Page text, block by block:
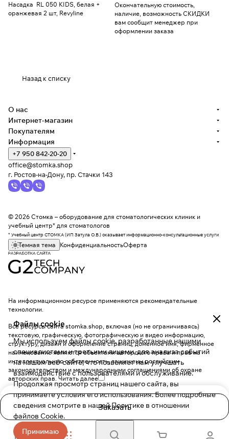
Насадка RL 050 KIDS, белая +
оранжевая 2 шт, Revyline
Окончательную стоимость,
наличие, возможность СКИДКИ
вам сообщит менеджер при
оформлении заказа
Назад к списку
Заказать
Файлы cookie
Мы используем файлы cookie, разработанные нашими
специалистами и третьими лицами, для анализа событий
на нашем веб-сайте, что позволяет нам улучшать
взаимодействие с пользователями и обслуживание.
Продолжая просмотр страниц нашего сайта, вы
принимаете условия его использования. Более подробные
сведения смотрите в нашейПолитике в отношении
файлов Cookie.
Принимаю
О нас
Интернет-магазин
Покупателям
Информация
+7 950 842-20-20
office@stomka.shop
г. Ростов-на-Дону, пр. Стачки 143
© 2026 Стомка – оборудование для стоматологических клиник и
учебный центр* для стоматологов
* Учебный центр СТОМКА (ИП Затула О.В.) оказывает информационно-консультационные услуги
Темная тема КонфиденциальностьОферта
На информационном ресурсе применяются рекомендательные
технологии.
Все ресурсы сайта stomka.shop, включая (но не ограничиваясь)
текстовую, графическую, фотографическую и видео информацию,
структуру, дизайн и оформление страниц, доменное имя, фирменное
наименование являются объектами авторского права и прав на
интеллектуальную собственность, защищены российским
законодательством и международными соглашениями об охране
авторских прав. Читать далее